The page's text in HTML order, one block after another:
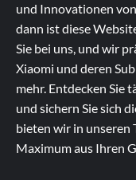
und Innovationen
dann ist diese
Sie bei uns, und wir
Xiaomi und deren
mehr. Entdecken Sie
und sichern Sie sich
bieten wir in unseren
Maximum aus Ihren